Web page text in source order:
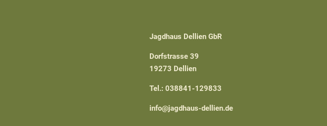
Jagdhaus Dellien GbR
Dorfstrasse 39
19273 Dellien
Tel.: 038841-129833
info@jagdhaus-dellien.de